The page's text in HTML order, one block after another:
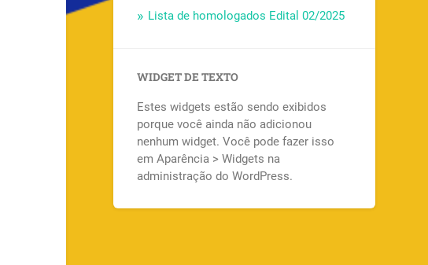
Lista de homologados Edital 02/2025
WIDGET DE TEXTO
Estes widgets estão sendo exibidos
porque você ainda não adicionou
nenhum widget. Você pode fazer isso
em Aparência > Widgets na
administração do WordPress.